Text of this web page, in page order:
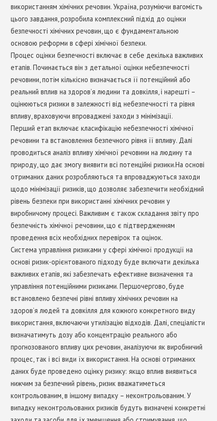
використанням хімічних речовин. Україна, розуміючи вагомість
цього завдання, розробила комплексний підхід до оцінки
безпечності хімічних речовин, що є фундаментальною
основою реформи в сфері хімічної безпеки.
Процес оцінки безпечності включає в себе декілька важливих
етапів. Починається він з детальної оцінки небезпечності
речовини, потім кількісно визначається її потенційний або
реальний вплив на здоров’я людини та довкілля, і нарешті –
оцінюються ризики в залежності від небезпечності та рівня
впливу, враховуючи впроваджені заходи з мінімізації.
Перший етап включає класифікацію небезпечності хімічної
речовини та встановлення безпечного рівня її впливу. Далі
проводиться аналіз впливу хімічної речовини на людину та
природу, що дає змогу виявити всі потенційні ризики.На основі
отриманих даних розробляються та впроваджуються заходи
щодо мінімізації ризиків, що дозволяє забезпечити необхідний
рівень безпеки при використанні хімічних речовин у
виробничому процесі. Важливим є також складання звіту про
безпечність хімічної речовини, що є підтвердженням
проведення всіх необхідних перевірок та оцінок.
Cистема управління ризиками у сфері хімічної продукції на
основі ризик-орієнтованого підходу буде включати декілька
важливих етапів, які забезпечать ефективне визначення та
управління потенційними ризиками. Першочергово, буде
встановлено безпечні рівні впливу хімічних речовин на
здоров’я людей та довкілля для кожного конкретного виду
використання, включаючи утилізацію відходів. Далі, спеціалісти
визначатимуть дозу або концентрацію реального або
прогнозованого впливу цих речовин, аналізуючи як виробничий
процес, так і всі види їх використання. На основі отриманих
даних буде проведено оцінку ризику: якщо вплив виявиться
нижчим за безпечний рівень, ризик вважатиметься
контрольованим, в іншому випадку – неконтрольованим. У
випадку неконтрольованих ризиків будуть визначені конкретні